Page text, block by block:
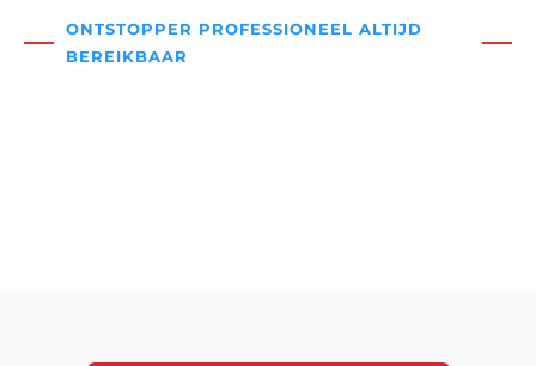
ONTSTOPPER PROFESSIONEEL ALTIJD
BEREIKBAAR